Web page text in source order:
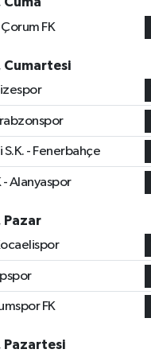
FK
Cumartesi
- Fenerbahçe
Alanyaspor
Pazar
FK
Pazartesi